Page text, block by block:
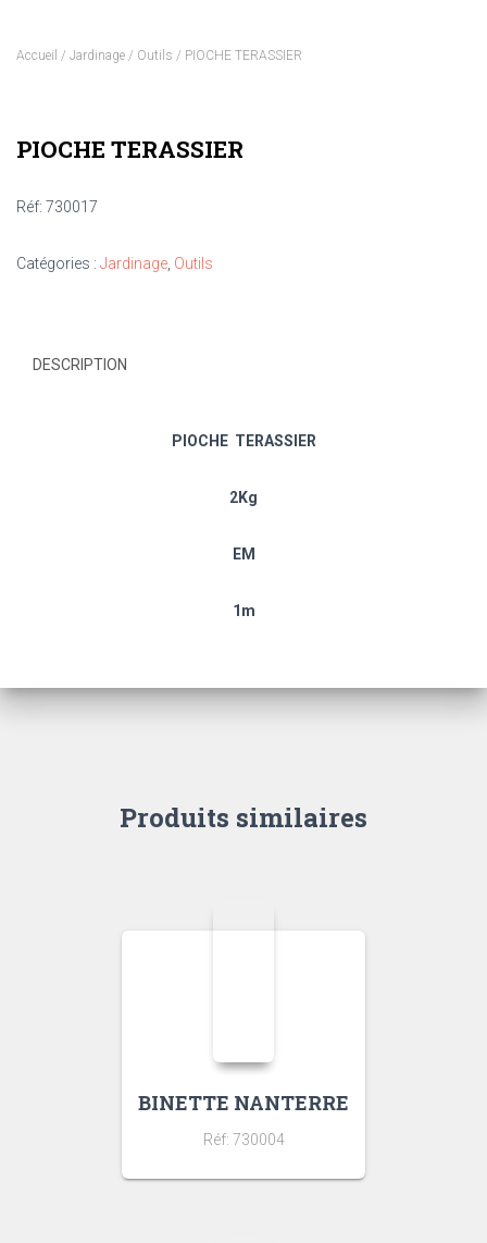
Accueil / Jardinage / Outils / PIOCHE TERASSIER
PIOCHE TERASSIER
Réf: 730017
Catégories : Jardinage Outils
DESCRIPTION
PIOCHE TERASSIER
2Kg
EM
1m
Produits similaires
BINETTE NANTERRE
Réf: 730004